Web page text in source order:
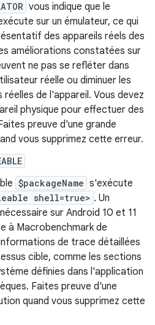
vous indique que le
sur un émulateur, ce qui
des appareils réels des
améliorations constatées sur
ne pas se refléter dans
réelle ou diminuer les
de l'appareil. Vous devez
physique pour effectuer des
preuve d'une grande
vous supprimez cette erreur.
$packageName s'exécute
shell=true> . Un
sur Android 10 et 11
à Macrobenchmark de
de trace détaillées
cible, comme les sections
définies dans l'application
Faites preuve d'une
quand vous supprimez cette